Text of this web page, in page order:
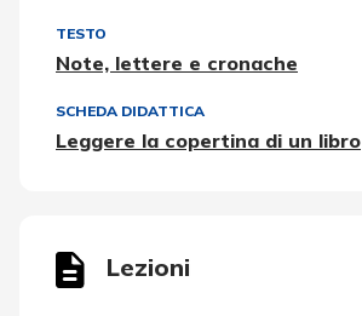
TESTO
Note, lettere e cronache
SCHEDA DIDATTICA
Leggere la copertina di un libro
Lezioni